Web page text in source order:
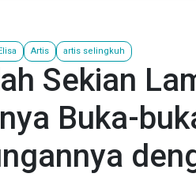
Artis artis selingkuh
Sekian
Buka-